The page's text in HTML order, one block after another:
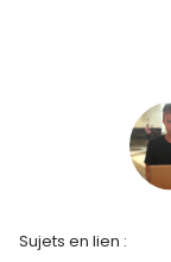
Sujets en lien :